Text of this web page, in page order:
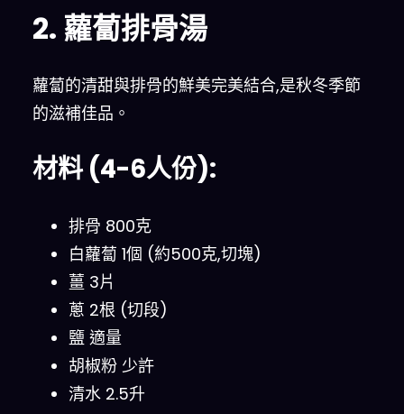
2. 蘿蔔排骨湯
蘿蔔的清甜與排骨的鮮美完美結合,是秋冬季節
的滋補佳品。
材料 (4-6人份):
排骨 800克
白蘿蔔 1個 (約500克,切塊)
薑 3片
蔥 2根 (切段)
鹽 適量
胡椒粉 少許
清水 2.5升